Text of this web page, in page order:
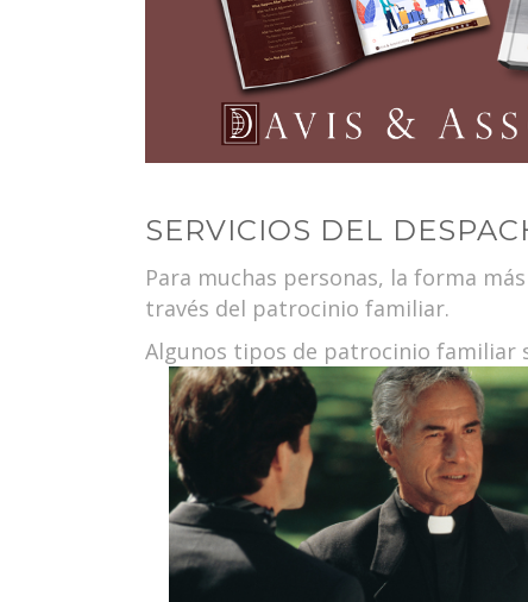
SERVICIOS DEL
Para muchas personas, la forma
través del patrocinio familiar.
Algunos tipos de patrocinio familiar